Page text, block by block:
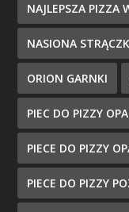
NAJLEPSZA PIZZA
NASIONA
ORION GARNKI
PIEC DO PIZZY
PIECE DO PIZZY
PIECE DO PIZZY